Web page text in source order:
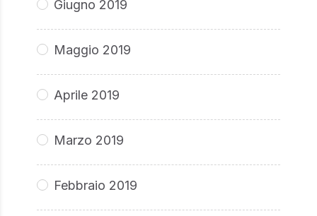
Giugno 2019
Maggio 2019
Aprile 2019
Marzo 2019
Febbraio 2019